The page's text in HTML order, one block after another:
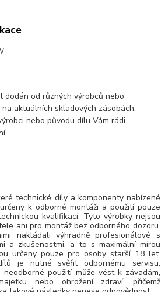
dodán od různých výrobců nebo
aktuálních skladových zásobách.
nebo původu dílu Vám rádi
technické díly a komponenty nabízené
k odborné montáži a použití pouze
kvalifikací. Tyto výrobky nejsou
ani pro montáž bez odborného dozoru.
nakládali výhradně profesionálové s
a zkušenostmi, a to s maximální mírou
určeny pouze pro osoby starší 18 let.
je nutné svěřit odbornému servisu.
použití může vést k závadám,
nebo ohrožení zdraví, přičemž